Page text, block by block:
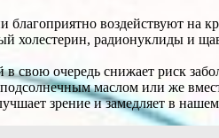
воздействуют на
радионуклиды и
свою очередь снижает риск
маслом или же
зрение и замедляет в